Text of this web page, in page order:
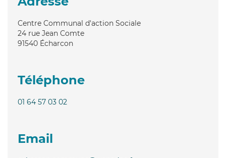
Centre Communal d'action Sociale
24 rue Jean Comte
91540 Écharcon
Téléphone
01 64 57 03 02
Email